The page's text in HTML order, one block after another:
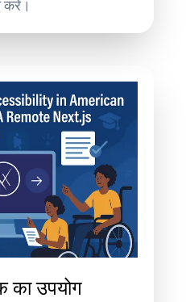
करें।
का उपयोग